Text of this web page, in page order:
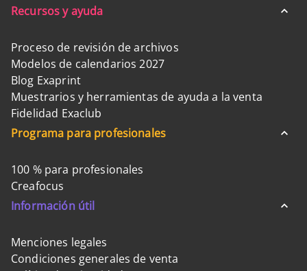
Recursos y ayuda
Proceso de revisión de archivos
Modelos de calendarios 2027
Blog Exaprint
Muestrarios y herramientas de ayuda a la venta
Fidelidad Exaclub
Programa para profesionales
100 % para profesionales
Creafocus
Información útil
Menciones legales
Condiciones generales de venta